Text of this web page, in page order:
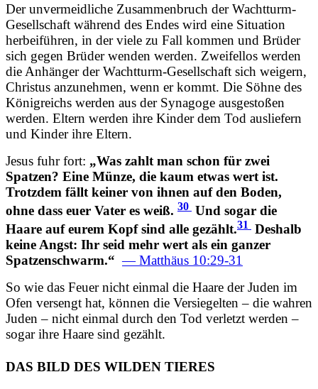
Der unvermeidliche Zusammenbruch der Wachtturm-
Gesellschaft während des Endes wird eine Situation
herbeiführen, in der viele zu Fall kommen und Brüder
sich gegen Brüder wenden werden. Zweifellos werden
die Anhänger der Wachtturm-Gesellschaft sich weigern,
Christus anzunehmen, wenn er kommt. Die Söhne des
Königreichs werden aus der Synagoge ausgestoßen
werden. Eltern werden ihre Kinder dem Tod ausliefern
und Kinder ihre Eltern.
Jesus fuhr fort: „Was zahlt man schon für zwei
Spatzen? Eine Münze, die kaum etwas wert ist.
Trotzdem fällt keiner von ihnen auf den Boden,
ohne dass euer Vater es weiß. 30 Und sogar die
Haare auf eurem Kopf sind alle gezählt.31
Deshalb
keine Angst: Ihr seid mehr wert als ein ganzer
Spatzenschwarm.“ — Matthäus 10:29-31
So wie das Feuer nicht einmal die Haare der Juden im
Ofen versengt hat, können die Versiegelten – die wahren
Juden – nicht einmal durch den Tod verletzt werden –
sogar ihre Haare sind gezählt.
DAS BILD DES WILDEN TIERES